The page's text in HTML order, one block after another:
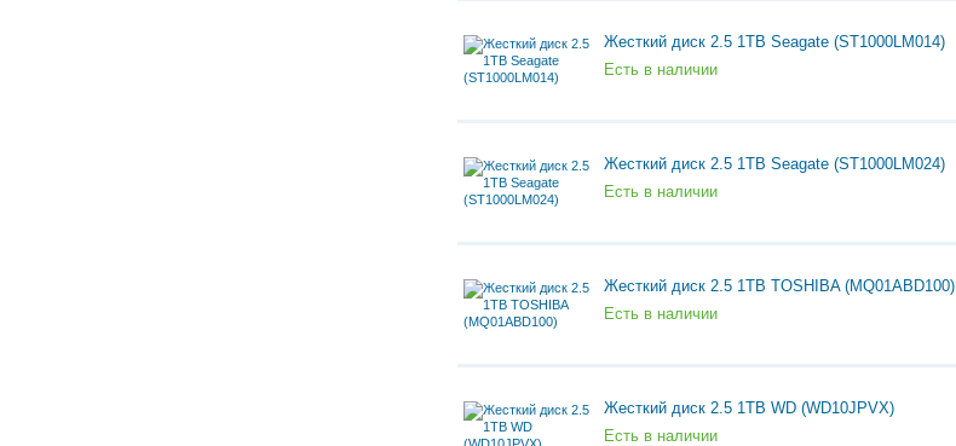
Жесткий диск 2.5 1TB Seagate (ST1000LM014)
Есть в наличии
Жесткий диск 2.5 1TB Seagate (ST1000LM024)
Есть в наличии
Жесткий диск 2.5 1TB TOSHIBA (MQ01ABD100)
Есть в наличии
Жесткий диск 2.5 1TB WD (WD10JPVX)
Есть в наличии